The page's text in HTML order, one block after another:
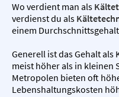
Wo verdient man als
verdienst du als
einem
Generell ist das Gehalt
meist höher als in kleinen
Metropolen bieten oft
Lebenshaltungskosten